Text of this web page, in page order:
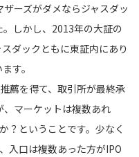
ーズがダメならジャスダッ
しかし、2013年の大証の
ダックともに東証内にあり
す。
薦を得て、取引所が最終承
マーケットは複数あれ
？ということです。少なく
入口は複数あった方がIPO